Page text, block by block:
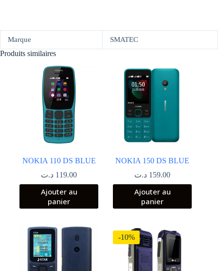
Marque SMATEC
Produits similaires
NOKIA 110 DS BLUE
119.00 د.ت
Ajouter au
panier
NOKIA 150 DS BLUE
159.00 د.ت
Ajouter au
panier
-10%